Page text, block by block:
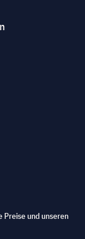
Preise und unseren